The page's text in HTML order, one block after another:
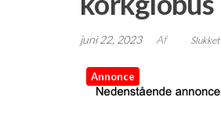
juni 22, 2023 Af Slukket
Annonce